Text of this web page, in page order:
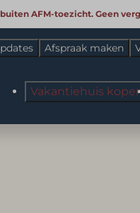
AFM-toezicht. Geen
Afspraak maken
Vakantiehuis